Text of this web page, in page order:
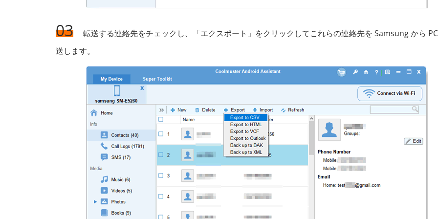
03
転送する連絡先をチェックし、「エクスポート」をクリックしてこれらの連絡先を Samsung から
送します。